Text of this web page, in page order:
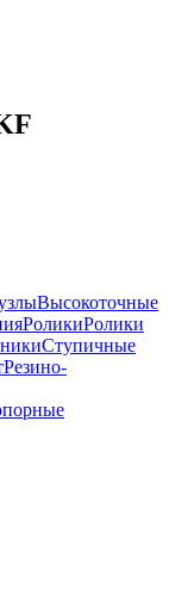
Высокоточные
РоликиРолики
Ступичные
Резино-